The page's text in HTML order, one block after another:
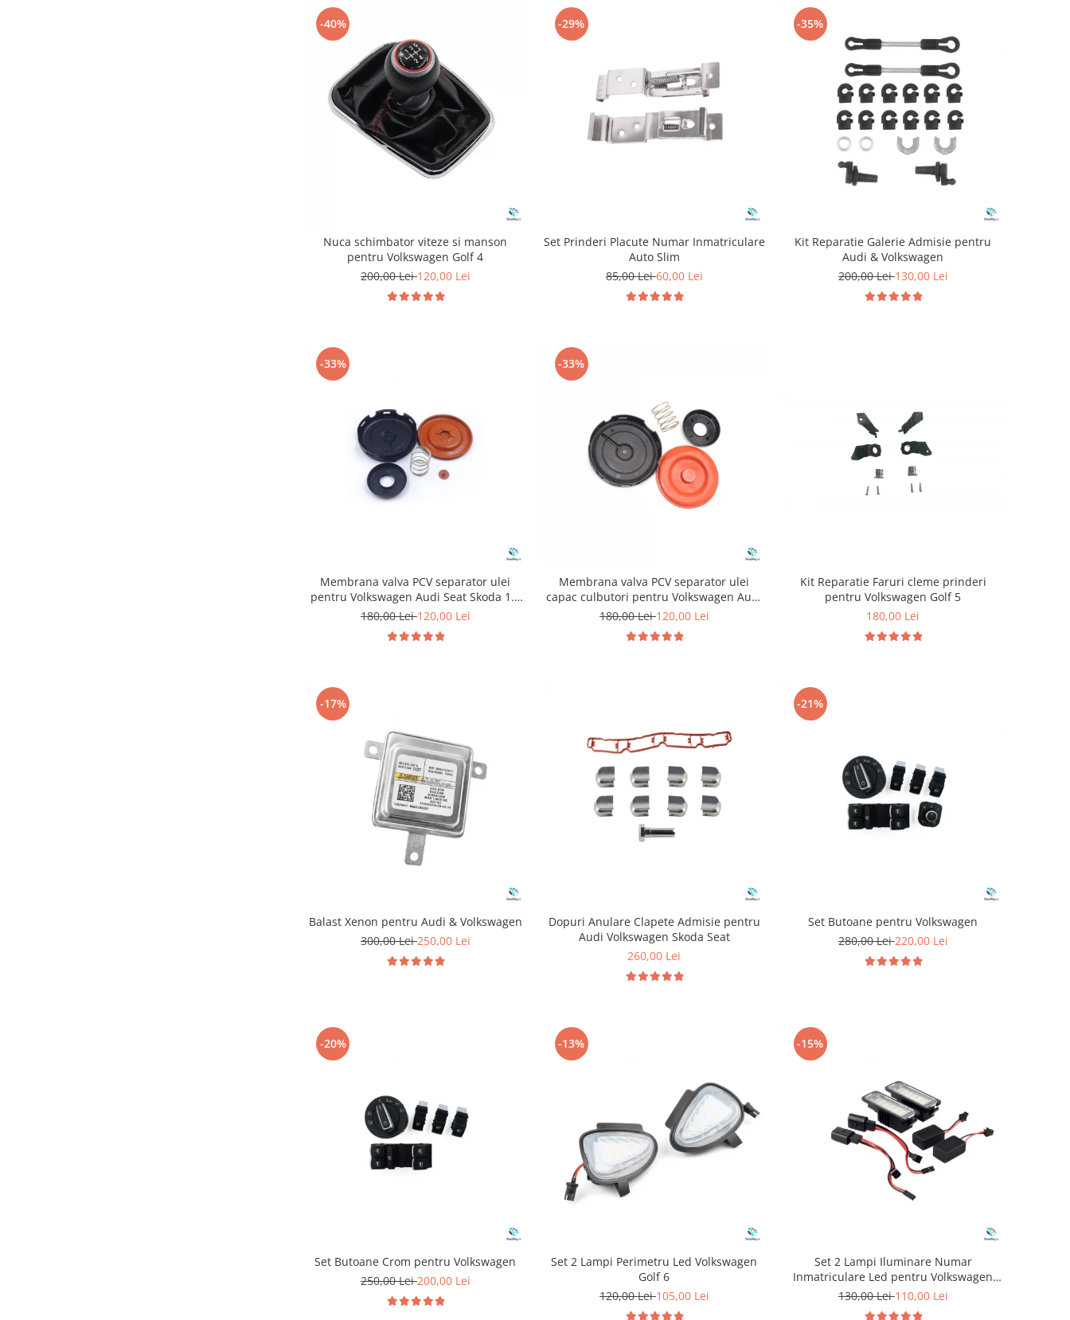
-40%
Nuca schimbator viteze si manson
pentru Volkswagen Golf 4
200,00 Lei120,00 Lei
-29%
Set Prinderi Placute Numar Inmatriculare
Auto Slim
85,00 Lei60,00 Lei
-35%
Kit Reparatie Galerie Admisie pentru
Audi & Volkswagen
200,00 Lei130,00 Lei
-33%
Membrana valva PCV separator ulei
pentru Volkswagen Audi Seat Skoda 1.8
2.0 TFSI TSI
180,00 Lei120,00 Lei
-33%
Membrana valva PCV separator ulei
capac culbutori pentru Volkswagen Audi
1.4 2.0 2.5 3.6
180,00 Lei120,00 Lei
Kit Reparatie Faruri cleme prinderi
pentru Volkswagen Golf 5
180,00 Lei
-17%
Balast Xenon pentru Audi & Volkswagen
300,00 Lei250,00 Lei
Dopuri Anulare Clapete Admisie pentru
Audi Volkswagen Skoda Seat
260,00 Lei
-21%
Set Butoane pentru Volkswagen
280,00 Lei220,00 Lei
-20%
Set Butoane Crom pentru Volkswagen
250,00 Lei200,00 Lei
-13%
Set 2 Lampi Perimetru Led Volkswagen
Golf 6
120,00 Lei105,00 Lei
-15%
Set 2 Lampi Iluminare Numar
Inmatriculare Led pentru Volkswagen
Golf
130,00 Lei110,00 Lei